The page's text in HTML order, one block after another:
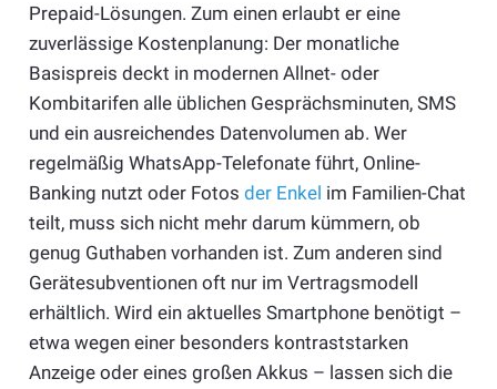
Prepaid-Lösungen. Zum einen erlaubt er eine
zuverlässige Kostenplanung: Der monatliche
Basispreis deckt in modernen Allnet- oder
Kombitarifen alle üblichen Gesprächsminuten, SMS
und ein ausreichendes Datenvolumen ab. Wer
regelmäßig WhatsApp-Telefonate führt, Online-
Banking nutzt oder Fotos der Enkel im Familien-Chat
teilt, muss sich nicht mehr darum kümmern, ob
genug Guthaben vorhanden ist. Zum anderen sind
Gerätesubventionen oft nur im Vertragsmodell
erhältlich. Wird ein aktuelles Smartphone benötigt –
etwa wegen einer besonders kontraststarken
Anzeige oder eines großen Akkus – lassen sich die